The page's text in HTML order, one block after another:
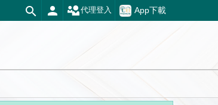
App下載
代理登入